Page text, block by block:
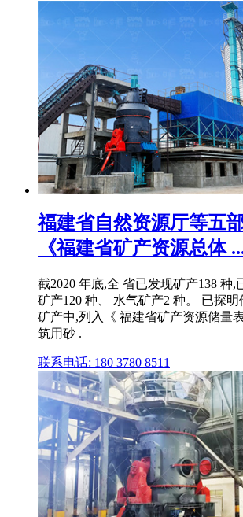
福建省自然资源厅等五
《福建省矿产资源总体
截2020 年底,全 省已发现矿产138 种,
矿产120 种、 水气矿产2 种。 已探
矿产中,列入《 福建省矿产资源储量
筑用砂 .
联系电话: 180 3780 8511